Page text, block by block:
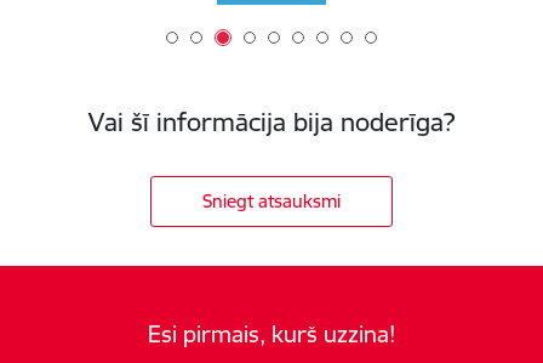
Vai šī informācija bija noderīga?
Sniegt atsauksmi
Esi pirmais, kurš uzzina!